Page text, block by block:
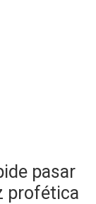
pasar
profética